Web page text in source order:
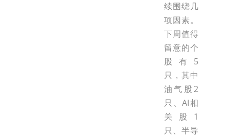
续围绕几
项因素。
下周值得
留意的个
股有5
只，其中
油气股2
只、AI相
关股1
只、半导